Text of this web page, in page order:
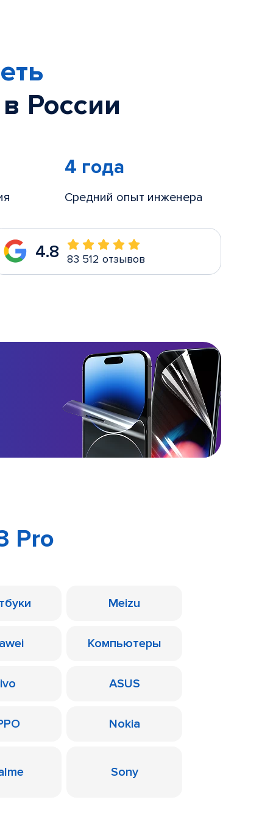
России
4 года
Средний опыт инженера
4.8 83 512 отзывов
Pro
Meizu
Компьютеры
ASUS
Nokia
Sony